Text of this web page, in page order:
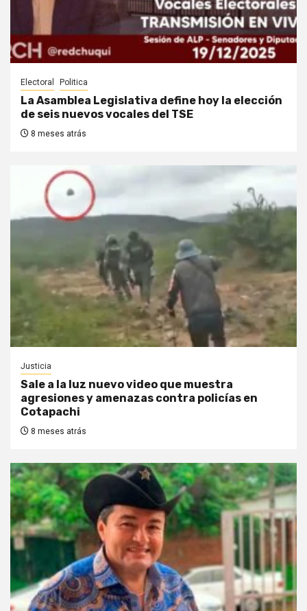
Electoral Politica
La Asamblea Legislativa define hoy la elección
de seis nuevos vocales del TSE
8 meses atrás
Justicia
Sale a la luz nuevo video que muestra
agresiones y amenazas contra policías en
Cotapachi
8 meses atrás